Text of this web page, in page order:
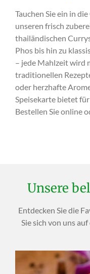
Tauchen Sie ein in
unseren frisch
thailändischen
Phos bis hin zu
– jede Mahlzeit wird
traditionellen
oder herzhafte
Speisekarte bietet
Bestellen Sie online
Unsere
Entdecken Sie die
Sie sich von uns